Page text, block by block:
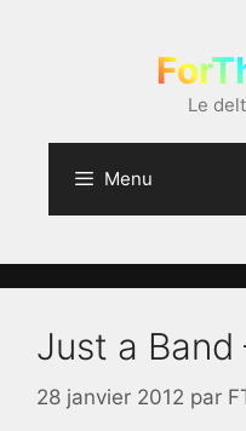
Le
Menu
Just a Band
28 janvier 2012 par